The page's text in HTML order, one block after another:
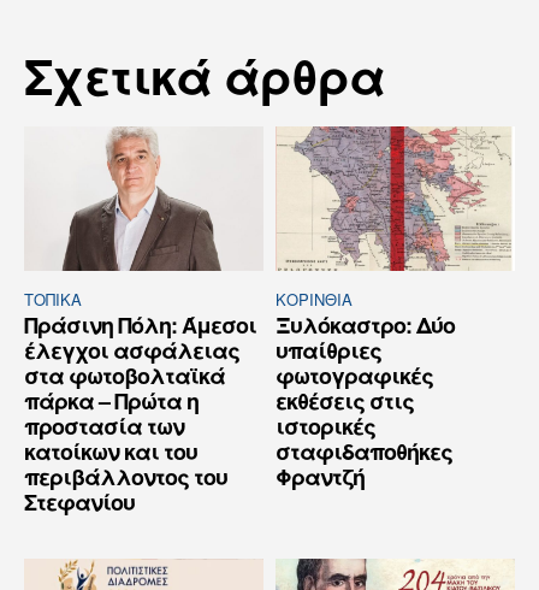
Σχετικά άρθρα
ΤΟΠΙΚΑ
Πράσινη Πόλη: Άμεσοι
έλεγχοι ασφάλειας
στα φωτοβολταϊκά
πάρκα – Πρώτα η
προστασία των
κατοίκων και του
περιβάλλοντος του
Στεφανίου
ΚΟΡΙΝΘΊΑ
Ξυλόκαστρο: Δύο
υπαίθριες
φωτογραφικές
εκθέσεις στις
ιστορικές
σταφιδαποθήκες
Φραντζή